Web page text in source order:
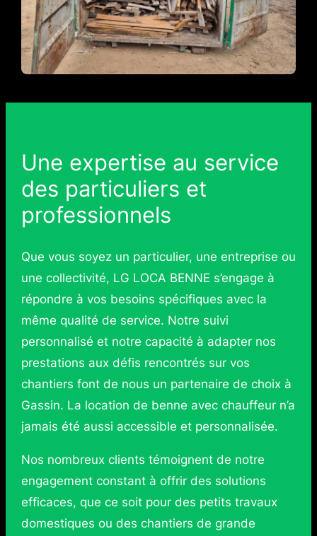
Une expertise au service
des particuliers et
professionnels
Que vous soyez un particulier, une entreprise ou
une collectivité, LG LOCA BENNE s’engage à
répondre à vos besoins spécifiques avec la
même qualité de service. Notre suivi
personnalisé et notre capacité à adapter nos
prestations aux défis rencontrés sur vos
chantiers font de nous un partenaire de choix à
Gassin. La location de benne avec chauffeur n’a
jamais été aussi accessible et personnalisée.
Nos nombreux clients témoignent de notre
engagement constant à offrir des solutions
efficaces, que ce soit pour des petits travaux
domestiques ou des chantiers de grande